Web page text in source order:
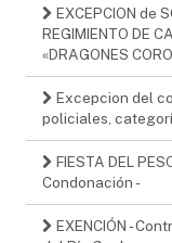
EXCEPCION de
REGIMIENTO DE
«DRAGONES
Excepcion del
policiales,
FIESTA DEL
Condonación -
EXENCIÓN -